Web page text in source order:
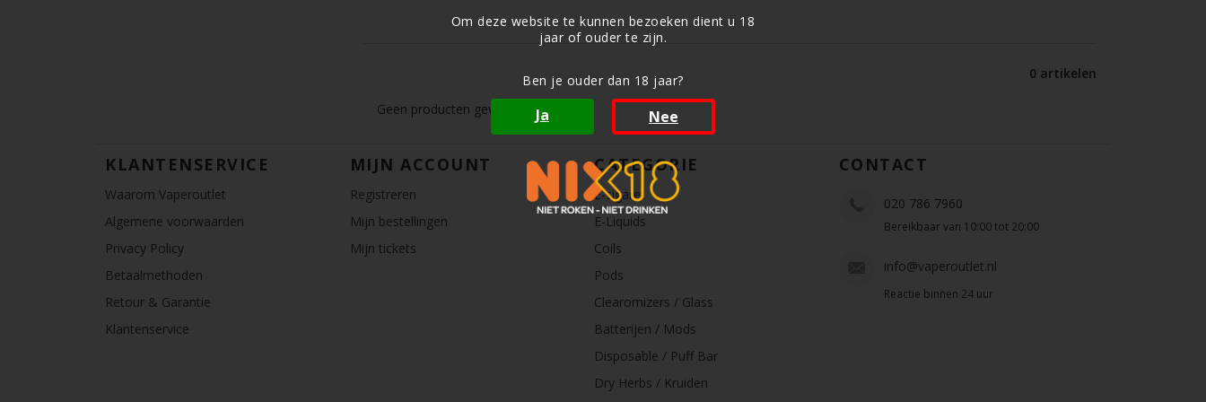
Om deze website te kunnen bezoeken dient u 18
jaar of ouder te zijn.
Ben je ouder dan 18 jaar?
Ja Nee
0 artikelen
Geen producten gevonden!...
KLANTENSERVICE
Waarom Vaperoutlet
Algemene voorwaarden
Privacy Policy
Betaalmethoden
Retour & Garantie
Klantenservice
MIJN ACCOUNT
Registreren
Mijn bestellingen
Mijn tickets
CATEGORIE
E-sigaret
E-Liquids
Coils
Pods
Clearomizers / Glass
Batterijen / Mods
Disposable / Puff Bar
Dry Herbs / Kruiden
CONTACT
020 786 7960
Bereikbaar van 10:00 tot 20:00
info@vaperoutlet.nl
Reactie binnen 24 uur